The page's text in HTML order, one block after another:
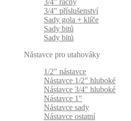
3/4" příslušenství
Sady gola + klíče
Sady bitů
Sady bitů
Nástavce pro utahováky
1/2" nástavce
Nástavce 1/2" hluboké
Nástavce 3/4" hluboké
Nástavce 1"
Nástavce sady
Nástavce ostatní